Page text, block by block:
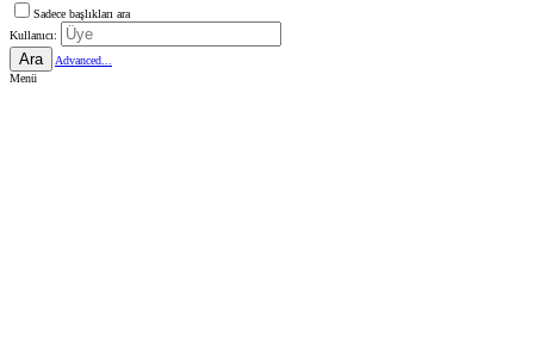
Sadece başlıkları ara
Kullanıcı:
Ara
Advanced...
Menü